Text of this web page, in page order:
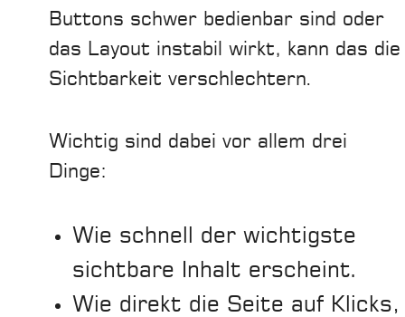
Buttons schwer bedienbar sind oder
das Layout instabil wirkt, kann das die
Sichtbarkeit verschlechtern.
Wichtig sind dabei vor allem drei
Dinge:
Wie schnell der wichtigste
sichtbare Inhalt erscheint.
Wie direkt die Seite auf Klicks,